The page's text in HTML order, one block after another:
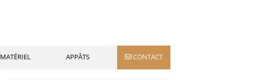
MATÉRIEL APPÂTS CONTACT